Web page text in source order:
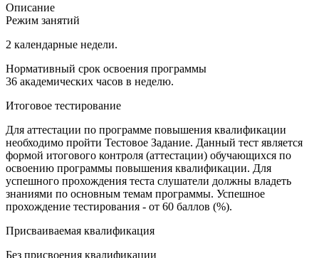
Описание
Режим занятий
2 календарные недели.
Нормативный срок освоения программы
36 академических часов в неделю.
Итоговое тестирование
Для аттестации по программе повышения квалификации
необходимо пройти Тестовое Задание. Данный тест является
формой итогового контроля (аттестации) обучающихся по
освоению программы повышения квалификации. Для
успешного прохождения теста слушатели должны владеть
знаниями по основным темам программы. Успешное
прохождение тестирования - от 60 баллов (%).
Присваиваемая квалификация
Без присвоения квалификации